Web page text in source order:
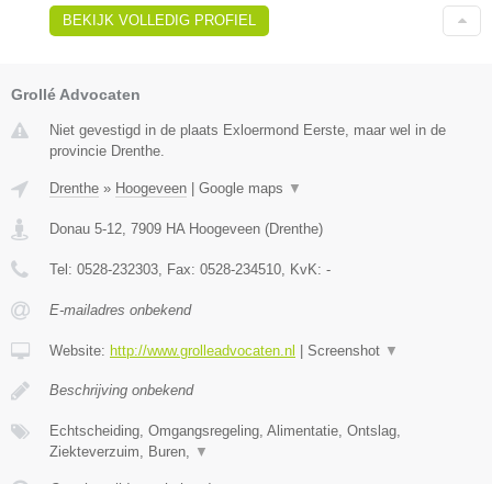
BEKIJK VOLLEDIG PROFIEL
Grollé Advocaten
Niet gevestigd in de plaats Exloermond Eerste, maar wel in de
provincie Drenthe.
Drenthe » Hoogeveen Google maps ▼
Donau 5-12, 7909 HA Hoogeveen (Drenthe)
Tel: 0528-232303, Fax: 0528-234510, KvK: -
E-mailadres onbekend
Website: http://www.grolleadvocaten.nl Screenshot ▼
Beschrijving onbekend
Echtscheiding, Omgangsregeling, Alimentatie, Ontslag,
Ziekteverzuim, Buren, ▼